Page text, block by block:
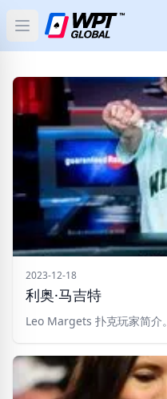
Open main menu
2023-12-18
利奥·马吉特
Leo Margets 扑克玩家简介